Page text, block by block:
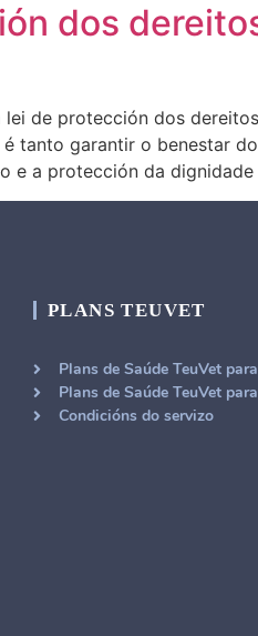
dos
de protección dos
tanto garantir o benestar
e a protección da
PLANS TEUVET
Plans de Saúde TeuVet
Plans de Saúde TeuVet
Condicións do servizo